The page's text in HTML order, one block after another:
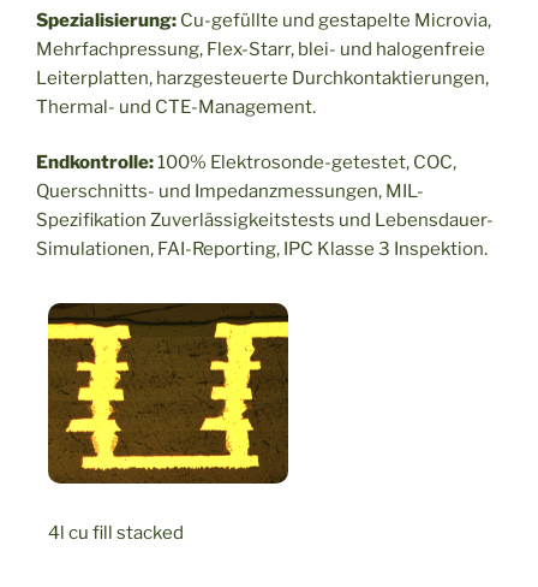
Spezialisierung: Cu-gefüllte und gestapelte Microvia,
Mehrfachpressung, Flex-Starr, blei- und halogenfreie
Leiterplatten, harzgesteuerte Durchkontaktierungen,
Thermal- und CTE-Management.
Endkontrolle:100% Elektrosonde-getestet, COC,
Querschnitts- und Impedanzmessungen, MIL-
Spezifikation Zuverlässigkeitstests und Lebensdauer-
Simulationen, FAI-Reporting, IPC Klasse 3 Inspektion.
4l cu fill stacked